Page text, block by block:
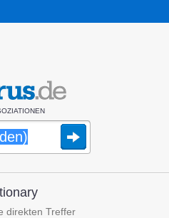
direkten Treffer